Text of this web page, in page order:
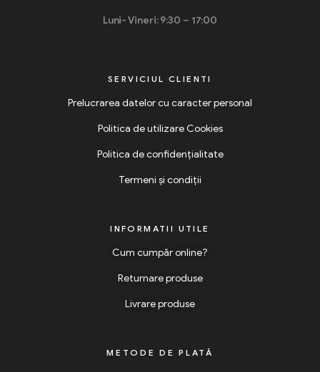
Luni- Vineri: 9:30 – 17:00
SERVICIUL CLIENTI
Prelucrarea datelor cu caracter personal
Politica de utilizare Cookies
Politica de confidențialitate
Termeni și condiții
INFORMATII UTILE
Cum cumpăr online?
Returnare produse
Livrare produse
METODE DE PLATĂ